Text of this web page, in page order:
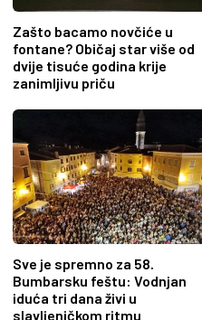
Zašto bacamo novčiće u
fontane? Običaj star više od
dvije tisuće godina krije
zanimljivu priču
Sve je spremno za 58.
Bumbarsku feštu: Vodnjan
iduća tri dana živi u
slavljeničkom ritmu